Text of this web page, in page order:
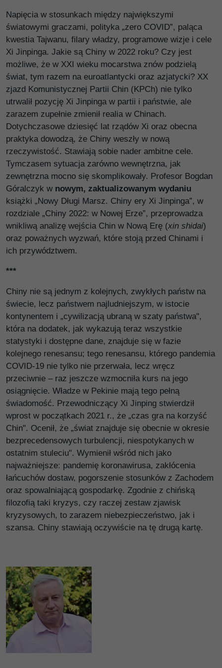
Napięcia w stosunkach między największymi
światowymi graczami, polityka „zero COVID”, paląca
kwestia Tajwanu, filary władzy, programowe wizje i cele
Xi Jinpinga. Jakie są Chiny w 2022 roku? Czy jest
możliwe, że w XXI wieku mocarstwa znów podzielą
świat, tym razem na euroatlantycki oraz azjatycki? XX
zjazd Komunistycznej Partii Chin (KPCh) nie tylko
utrwalił pozycję Xi Jinpinga w partii i państwie, ale
zarazem zupełnie zmienił realia w Chinach.
Dotychczasowe dziesięć lat rządów Xi oraz obecna
praktyka dowodzą, że Chiny weszły w nową
rzeczywistość. Stawiają sobie nader ambitne cele.
Tymczasem sytuacja zarówno wewnętrzna, jak
zewnętrzna mocno się skomplikowały. Profesor Bogdan
Góralczyk w nowym, zaktualizowanym wydaniu
książki „Nowy Długi Marsz. Chiny ery Xi Jinpinga”, w
rozdziale „Chiny 2022: w Nowej Erze”, przeprowadza
wnikliwą analizę wejścia Chin w Nową Erę (xin shidai)
oraz poważnych wyzwań, które stoją przed Chinami i
ich przywództwem.
***
Chiny nie są jednym z kolejnych, zwykłych państw na
świecie, lecz państwem najludniejszym, w istocie
kontynentem i „cywilizacją ubraną w szaty państwa",
która na dodatek, jak wykazują teraz wszystkie
statystyki i dostępne dane, znajduje się w fazie
kolejnego renesansu; tego renesansu, którego pandemia
COVID-19 nie tylko nie przerwała, lecz wręcz
przeciwnie – raz jeszcze wzmocniła kurs na jego
osiągnięcie. Władze w Pekinie mają tego pełną
świadomość. Przewodniczący Xi Jinping stwierdził
wprost w początkach 2021 r., że „czas gra na korzyść
Chin". Ocenił, że „świat znajduje się obecnie w okresie
bezprecedensowych turbulencji, niespotykanych w
ostatnim stuleciu". Wymienił wśród nich jako
najważniejsze: pandemię koronawirusa, zakłócenia
łańcuchów dostaw, pogorszenie stosunków z Zachodem
oraz spowalniającą gospodarkę. Zgodnie z chińską
filozofią taki kryzys, czy raczej zestaw zjawisk
kryzysowych, to zarazem niebezpieczeństwo, jak i
szansa. Chiny stawiają oczywiście na tę drugą kartę.